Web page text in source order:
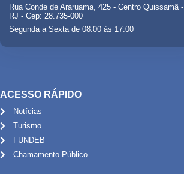
Rua Conde de Araruama, 425 - Centro Quissamã -
RJ - Cep: 28.735-000
Segunda a Sexta de 08:00 às 17:00
ACESSO RÁPIDO
Notícias
Turismo
FUNDEB
Chamamento Público